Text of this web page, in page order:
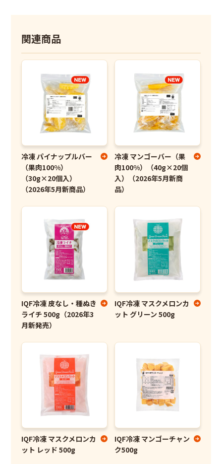
関連商品
冷凍 パイナップルバー
（果肉100%）
（30g×20個入）
（2026年5月新商品）
冷凍 マンゴーバー（果
肉100%）（40g×20個
入）（2026年5月新商
品）
IQF冷凍 皮なし・種ぬき
ライチ 500g（2026年3
月新発売）
IQF冷凍 マスクメロンカ
ット グリーン 500g
IQF冷凍 マスクメロンカ
ット レッド 500g
IQF冷凍 マンゴーチャン
ク500g